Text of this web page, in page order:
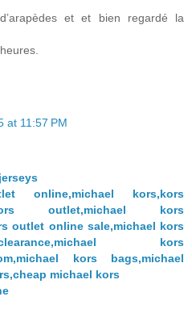
et et bien regardé la
at 11:57 PM
online,michael kors,kors
outlet,michael kors
outlet online sale,michael kors
kors
kors bags,michael
michael kors